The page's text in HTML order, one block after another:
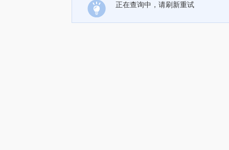
正在查询中，请刷新重试